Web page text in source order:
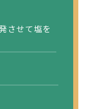
させて塩を